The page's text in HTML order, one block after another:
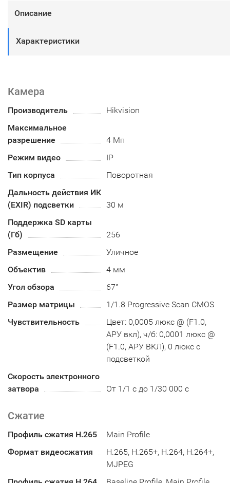
Описание
Характеристики
Камера
Производитель
Hikvision
Максимальное
разрешение
4 Мп
Режим видео
IP
Тип корпуса
Поворотная
Дальность действия ИК
(EXIR) подсветки
30 м
Поддержка SD карты
(Гб)
256
Размещение
Уличное
Объектив
4 мм
Угол обзора
67°
Размер матрицы
1/1.8 Progressive Scan CMOS
Чувствительность
Цвет: 0,0005 люкс @ (F1.0,
АРУ вкл), ч/б: 0,0001 люкс @
(F1.0, АРУ ВКЛ), 0 люкс с
подсветкой
Скорость электронного
затвора
От 1/1 с до 1/30 000 с
Сжатие
Профиль сжатия H.265
Main Profile
Формат видеосжатия
H.265, H.265+, H.264, H.264+,
MJPEG